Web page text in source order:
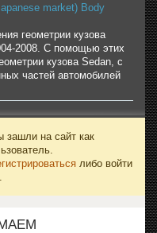
market) Body
геометрии кузова
2008. С помощью этих
кузова Sedan, с
частей автомобилей
зашли на сайт как
либо войти